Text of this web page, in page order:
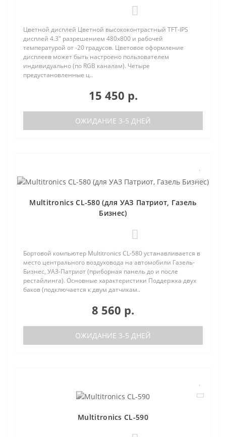
Цветной дисплей Цветной высококонтрастный TFT-IPS
дисплей 4.3" разрешением 480х800 и рабочей
температурой от -20 градусов. Цветовое оформление
дисплеев может быть настроено пользователем
индивидуально (по RGB каналам). Четыре
предустановленные ц..
15 450 р.
ОЖИДАНИЕ 3-5 ДНЕЙ
Multitronics CL-580 (для УАЗ Патриот, Газель
Бизнес)
Бортовой компьютер Multitronics CL-580 устанавливается в
место центрального воздуховода на автомобили Газель-
Бизнес, УАЗ-Патриот (приборная панель до и после
рестайлинга). Основные характеристики Поддержка двух
баков (подключается к двум датчикам..
8 560 р.
ОЖИДАНИЕ 3-5 ДНЕЙ
Multitronics CL-590